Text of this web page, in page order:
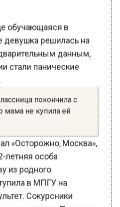
обучающаяся в
данным,
стали панические
покончила с
мама не купила ей
«Осторожно, Москва»,
летняя особа
из родного
в МПГУ на
Сокурсники
она прилежно. При этом